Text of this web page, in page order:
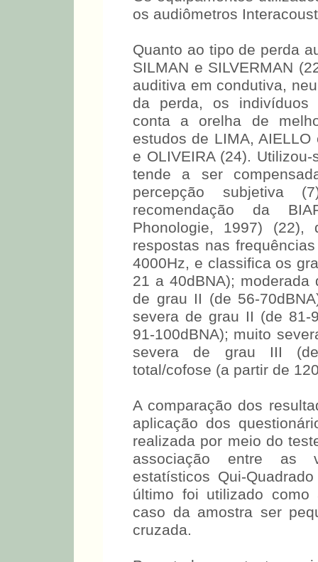
Os equipamentos
Quanto ao tipo de perda
SILMAN e SILVERMAN
auditiva em condutiva,
da perda, os indivíduos
conta a orelha de
estudos de LIMA, AIELLO
e OLIVEIRA (24).
tende a ser
percepção subjetiva
recomendação da
Phonologie, 1997)
respostas nas
4000Hz, e classifica os
21 a 40dBNA); moderada
de grau II (de 56-
severa de grau II (de 81-
91-100dBNA); muito
severa de grau III (de
A comparação dos
aplicação dos
realizada por meio do
associação entre as
estatísticos Qui-
último foi utilizado como
caso da amostra ser